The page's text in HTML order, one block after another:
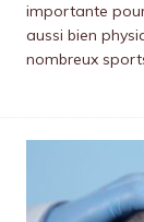
importante
aussi bien
nombreux